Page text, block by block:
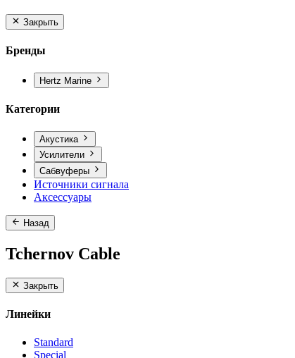
Закрыть
Бренды
Hertz Marine
Категории
Акустика
Усилители
Сабвуферы
Источники сигнала
Аксессуары
Назад
Tchernov Cable
Закрыть
Линейки
Standard
Special